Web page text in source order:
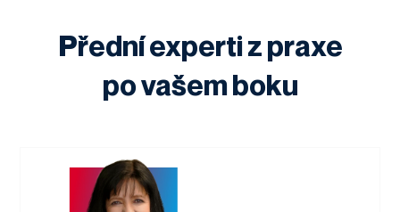
Přední experti z praxe
po vašem boku